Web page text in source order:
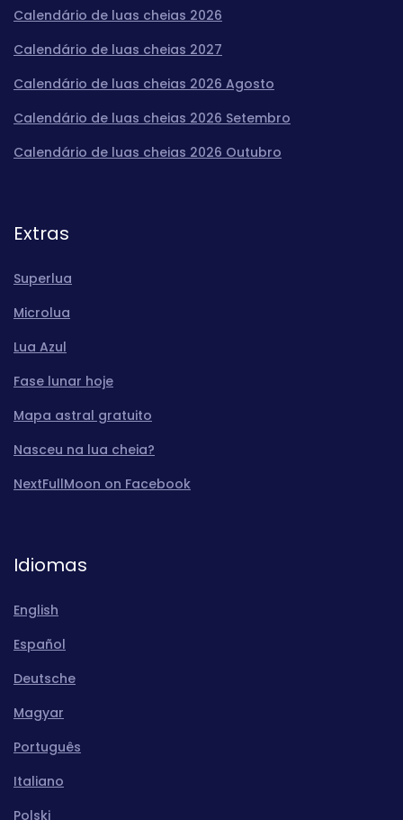
Calendário de luas cheias 2026
Calendário de luas cheias 2027
Calendário de luas cheias 2026 Agosto
Calendário de luas cheias 2026 Setembro
Calendário de luas cheias 2026 Outubro
Extras
Superlua
Microlua
Lua Azul
Fase lunar hoje
Mapa astral gratuito
Nasceu na lua cheia?
NextFullMoon on Facebook
Idiomas
English
Español
Deutsche
Magyar
Português
Italiano
Polski